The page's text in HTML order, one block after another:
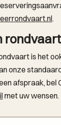
.
is het
onze
afspraak, bel
met uw wensen.